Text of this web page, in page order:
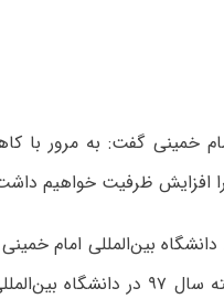
خمینی گفت: به‌ مرور
افزایش ظرفیت خواهیم
بین‌المللی امام
مهم‌ترین اقدامات انجام